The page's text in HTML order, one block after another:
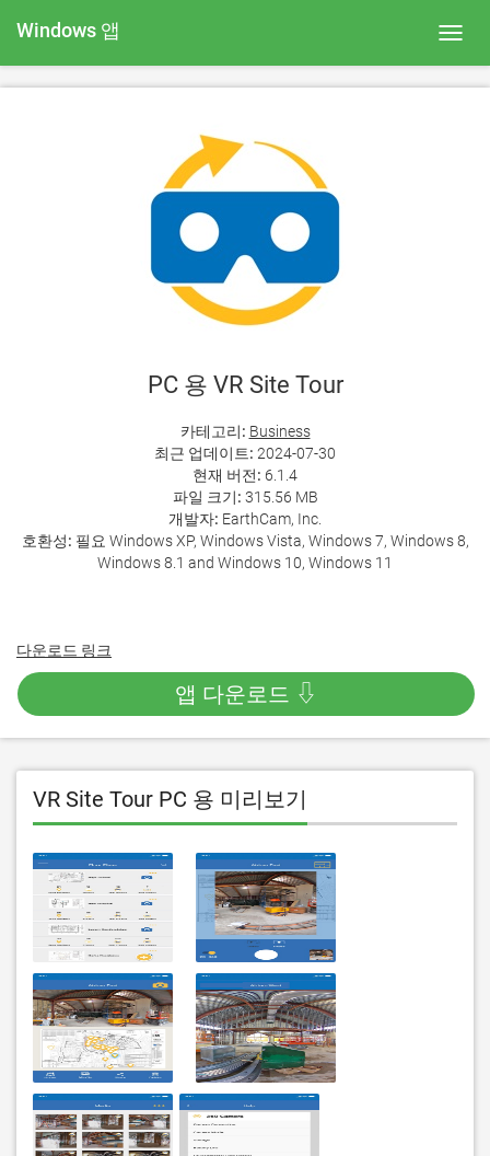
Windows 앱
PC 용 VR Site Tour
카테고리: Business
최근 업데이트: 2024-07-30
현재 버전: 6.1.4
파일 크기: 315.56 MB
개발자: EarthCam, Inc.
호환성: 필요 Windows XP, Windows Vista, Windows 7, Windows 8,
Windows 8.1 and Windows 10, Windows 11
다운로드 링크
앱 다운로드 ⇩
VR Site Tour PC 용 미리보기